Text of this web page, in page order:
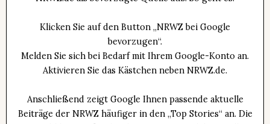
Klicken Sie auf den Button „NRWZ bei Google
bevorzugen“.
Melden Sie sich bei Bedarf mit Ihrem Google-Konto an.
Aktivieren Sie das Kästchen neben NRWZ.de.
Anschließend zeigt Google Ihnen passende aktuelle
Beiträge der NRWZ häufiger in den „Top Stories“ an. Die